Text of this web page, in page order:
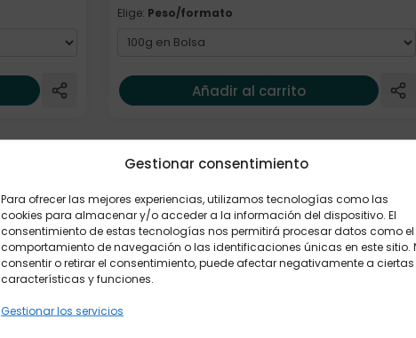
Gestionar consentimiento
Para ofrecer las mejores experiencias, utilizamos tecnologías como las
cookies para almacenar y/o acceder a la información del dispositivo. El
consentimiento de estas tecnologías nos permitirá procesar datos como el
comportamiento de navegación o las identificaciones únicas en este sitio.
consentir o retirar el consentimiento, puede afectar negativamente a ciertas
características y funciones.
Gestionar los servicios
Elige: Peso/formato
Añadir al carrito
Elige: Peso/formato